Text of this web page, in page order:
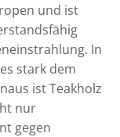
und ist
In
stark dem
ist Teakholz
nur
gegen